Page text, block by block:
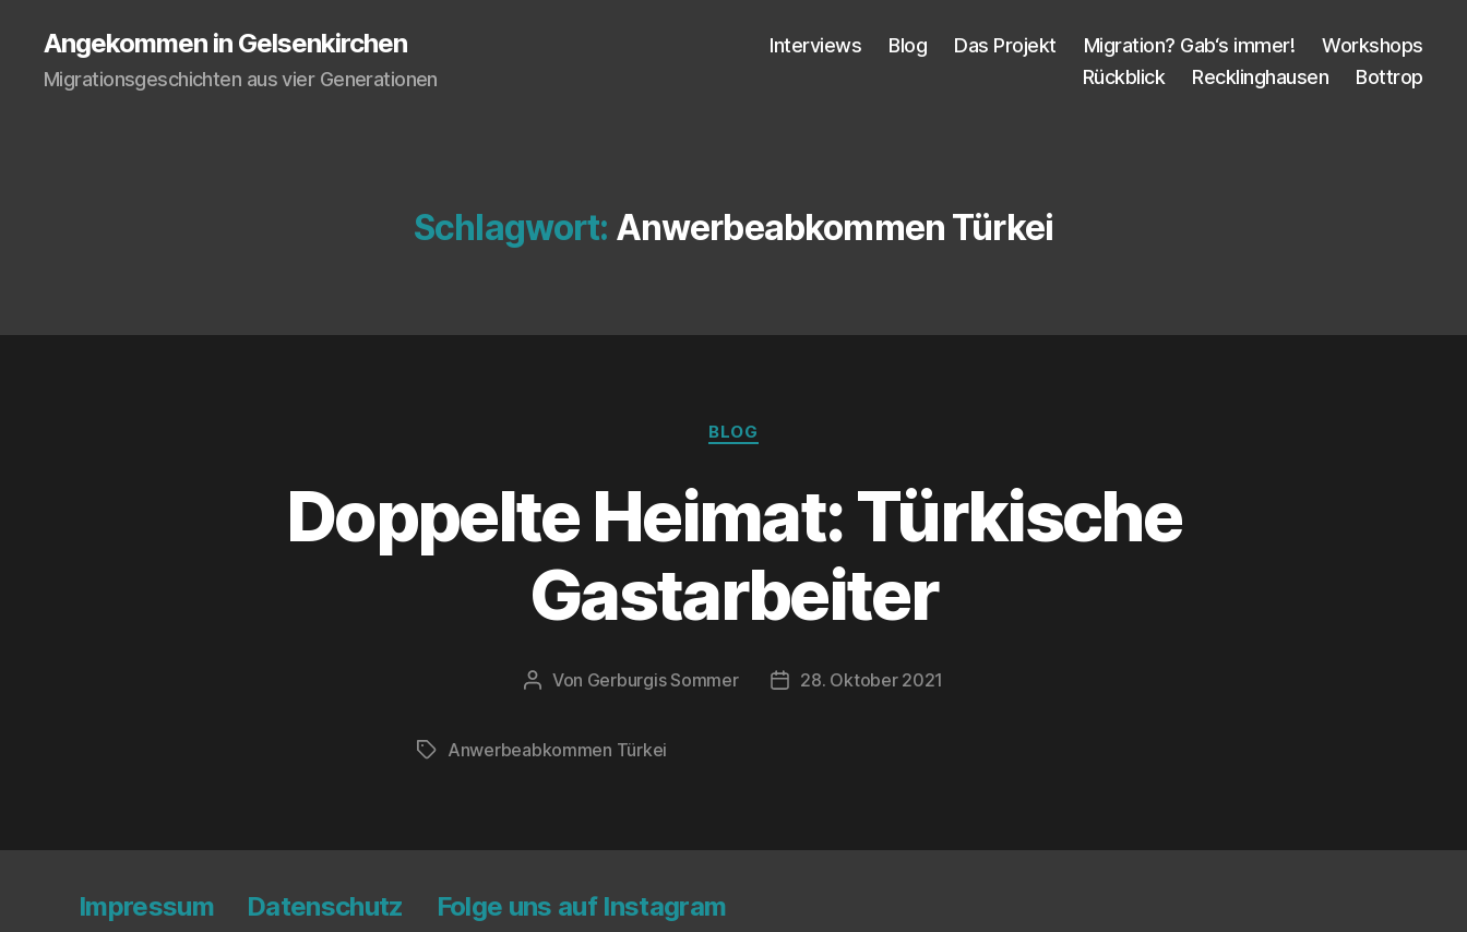
Angekommen in Gelsenkirchen
Migrationsgeschichten aus vier Generationen
Inter­views Blog Das Pro­jekt Migra­ti­on? Gab‘s immer!
Work­shops
Rück­blick
Reck­ling­hau­sen Bot­trop
Schlagwort: Anwerbeabkommen Türkei
Kategorien
BLOG
Dop­pel­te Hei­mat: Tür­ki­sche
Gastarbeiter
Beitragsautor
Von Gerburgis Sommer Veröffentlichungsdatum
28. Oktober 2021
Schlagwörter
Anwerbeabkommen Türkei
Impres­sum Daten­schutz Fol­ge uns auf Instagram